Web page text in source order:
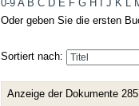
0-9 A B C D E F G H J K L
Oder geben Sie die ersten
Sortiert nach:
Anzeige der Dokumente